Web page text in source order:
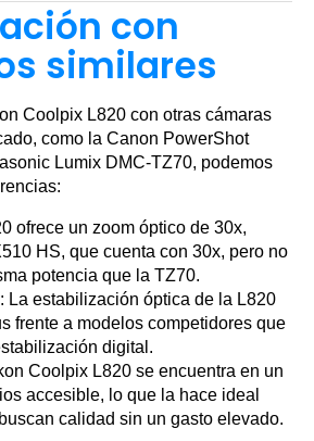
con
similares
Coolpix L820 con otras cámaras
como la Canon PowerShot
Lumix DMC-TZ70, podemos
ofrece un zoom óptico de 30x,
HS, que cuenta con 30x, pero no
potencia que la TZ70.
: La estabilización óptica de la L820
frente a modelos competidores que
digital.
Coolpix L820 se encuentra en un
accesible, lo que la hace ideal
calidad sin un gasto elevado.